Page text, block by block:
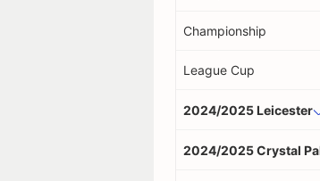
Championship
League Cup
2024/2025 Leicester
2024/2025 Crystal